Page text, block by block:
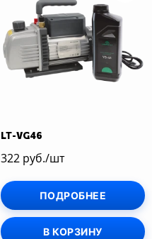
LT-VG46
322 руб./шт
ПОДРОБНЕЕ
В КОРЗИНУ